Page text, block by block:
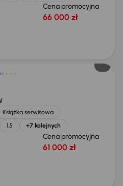
Cena promocyjna
66 000 zł
Książka serwisowa
1.5 +7 kolejnych
Cena promocyjna
61 000 zł